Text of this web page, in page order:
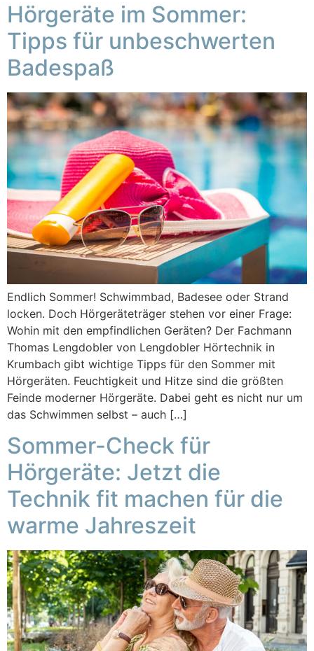
Hörgeräte im Sommer:
Tipps für unbeschwerten
Badespaß
Endlich Sommer! Schwimmbad, Badesee oder Strand
locken. Doch Hörgeräteträger stehen vor einer Frage:
Wohin mit den empfindlichen Geräten? Der Fachmann
Thomas Lengdobler von Lengdobler Hörtechnik in
Krumbach gibt wichtige Tipps für den Sommer mit
Hörgeräten. Feuchtigkeit und Hitze sind die größten
Feinde moderner Hörgeräte. Dabei geht es nicht nur um
das Schwimmen selbst – auch […]
Sommer-Check für
Hörgeräte: Jetzt die
Technik fit machen für die
warme Jahreszeit